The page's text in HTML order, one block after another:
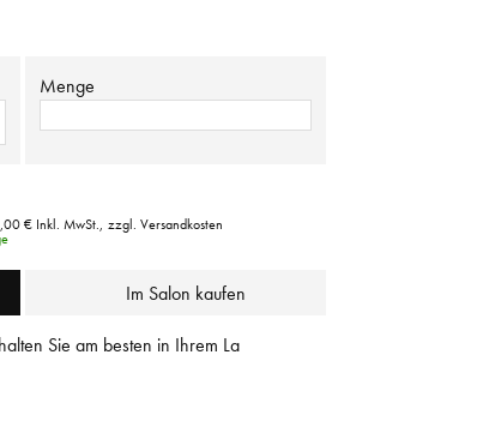
Menge
€ Inkl. MwSt., zzgl. Versandkosten
Im Salon kaufen
Sie am besten in Ihrem La